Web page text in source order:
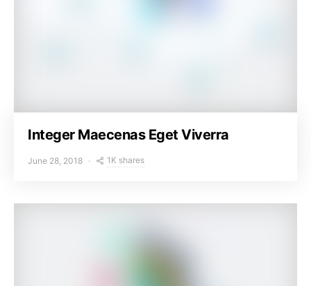
Integer Maecenas Eget Viverra
June 28, 2018 1K shares